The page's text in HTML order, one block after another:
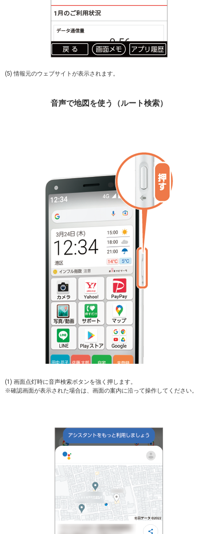
(5) 情報元のウェブサイトが表示されます。
音声で地図を使う（ルート検索）
(1) 画面点灯時に音声検索ボタンを強く押します。
※確認画面が表示された場合は、画面の案内に沿って操作してください。